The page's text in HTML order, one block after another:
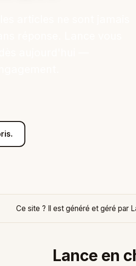
Ce site ? Il est généré et géré par
Lance en